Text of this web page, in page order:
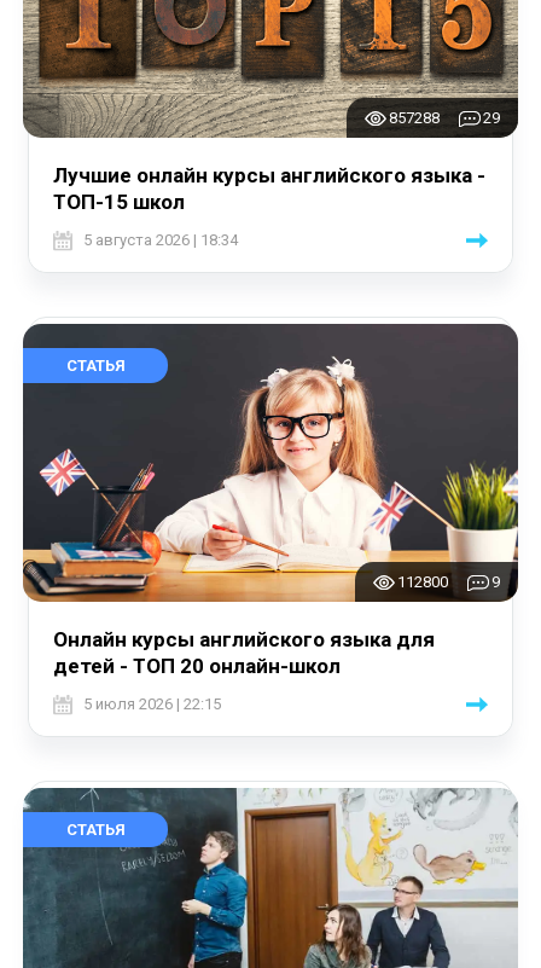
857288 29
Лучшие онлайн курсы английского языка -
ТОП-15 школ
5 августа 2026 | 18:34
СТАТЬЯ
112800 9
Онлайн курсы английского языка для
детей - ТОП 20 онлайн-школ
5 июля 2026 | 22:15
СТАТЬЯ